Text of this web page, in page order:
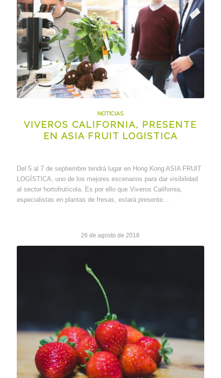
NOTICIAS
VIVEROS CALIFORNIA, PRESENTE
EN ASIA FRUIT LOGISTICA
Del 5 al 7 de septiembre tendrá lugar en Hong Kong ASIA FRUIT
LOGÍSTICA, uno de los mejores escenarios para dar visibilidad
al sector hortofrutícola. Es por ello que Viveros California,
especialistas en plantas de fresas, estará presente…
26 de agosto de 2018